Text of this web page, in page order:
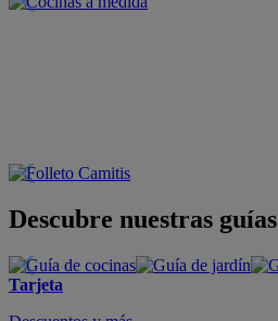
Descubre nuestras guías
Tarjeta